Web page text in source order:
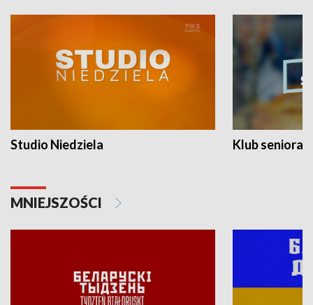
Studio Niedziela Klub seniora
MNIEJSZOŚCI